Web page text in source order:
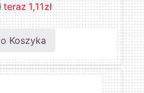
teraz 1,11zł
Koszyka